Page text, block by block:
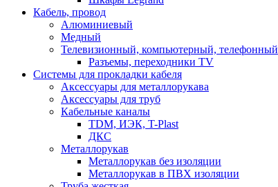
Кабель, провод
Алюминиевый
Медный
Телевизионный, компьютерный, телефонный
Разъемы, переходники TV
Системы для прокладки кабеля
Аксессуары для металлорукава
Аксессуары для труб
Кабельные каналы
TDM, ИЭК, T-Plast
ДКС
Металлорукав
Металлорукав без изоляции
Металлорукав в ПВХ изоляции